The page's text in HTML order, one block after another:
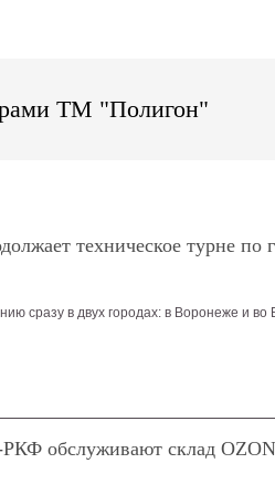
ТМ "Полигон"
техническое турне по
сразу в двух городах: в Воронеже и во
обслуживают склад